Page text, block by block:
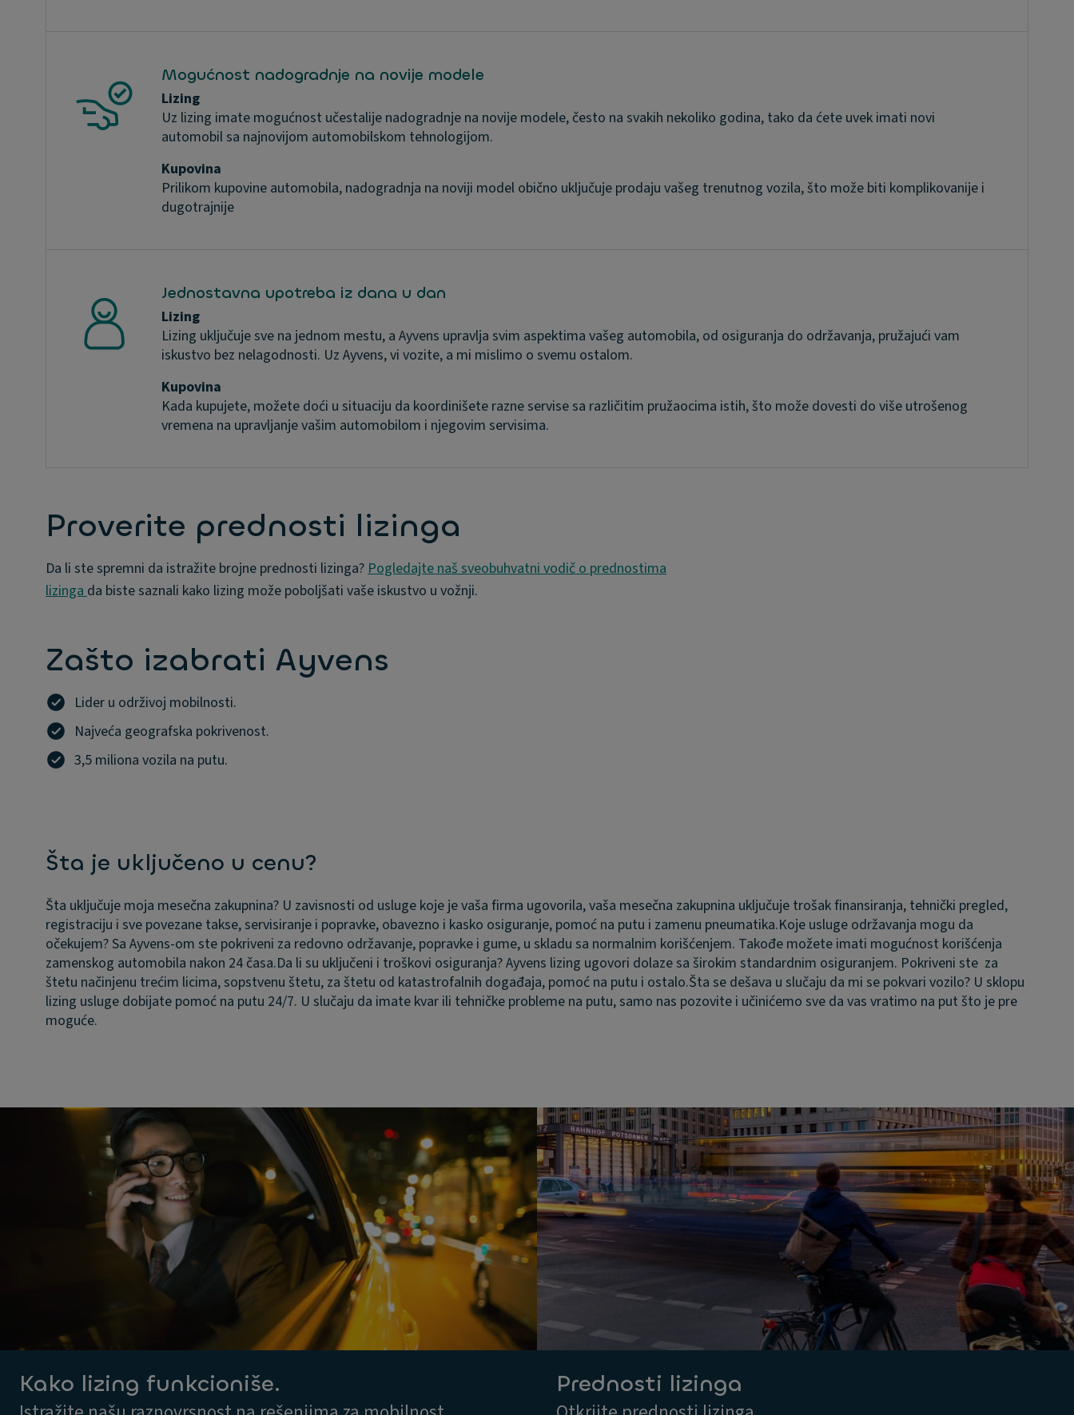
Mogućnost nadogradnje na novije modele
Lizing
Uz lizing imate mogućnost učestalije nadogradnje na novije modele, često na svakih nekoliko godina, tako da ćete uvek imati novi
automobil sa najnovijom automobilskom tehnologijom.
Kupovina
Prilikom kupovine automobila, nadogradnja na noviji model obično uključuje prodaju vašeg trenutnog vozila, što može biti komplikovanije i
dugotrajnije
Jednostavna upotreba iz dana u dan
Lizing
Lizing uključuje sve na jednom mestu, a Ayvens upravlja svim aspektima vašeg automobila, od osiguranja do održavanja, pružajući vam
iskustvo bez nelagodnosti. Uz Ayvens, vi vozite, a mi mislimo o svemu ostalom.
Kupovina
Kada kupujete, možete doći u situaciju da koordinišete razne servise sa različitim pružaocima istih, što može dovesti do više utrošenog
vremena na upravljanje vašim automobilom i njegovim servisima.
Proverite prednosti lizinga
Da li ste spremni da istražite brojne prednosti lizinga?Pogledajte naš sveobuhvatni vodič o prednostima
lizingada biste saznali kako lizing može poboljšati vaše iskustvo u vožnji.
Zašto izabrati Ayvens
Lider u održivoj mobilnosti.
Najveća geografska pokrivenost.
3,5 miliona vozila na putu.
Šta je uključeno u cenu?
Šta uključuje moja mesečna zakupnina? U zavisnosti od usluge koje je vaša firma ugovorila, vaša mesečna zakupnina uključuje trošak finansiranja, tehnički pregled,
registraciju i sve povezane takse, servisiranje i popravke, obavezno i kasko osiguranje, pomoć na putu i zamenu pneumatika.Koje usluge održavanja mogu da
očekujem?Sa Ayvens-om ste pokriveni za redovno održavanje, popravke i gume, u skladu sa normalnim korišćenjem. Takođe možete imati mogućnost korišćenja
zamenskog automobila nakon 24 časa.Da li su uključeni i troškovi osiguranja?Ayvens lizing ugovori dolaze sa širokim standardnim osiguranjem. Pokriveni ste za
štetu načinjenu trećim licima, sopstvenu štetu, za štetu od katastrofalnih događaja, pomoć na putu i ostalo.Šta se dešava u slučaju da mi se pokvari vozilo? U sklopu
lizing usluge dobijate pomoć na putu 24/7. U slučaju da imate kvar ili tehničke probleme na putu, samo nas pozovite i učinićemo sve da vas vratimo na put što je pre
moguće.
Kako lizing funkcioniše. Prednosti lizinga